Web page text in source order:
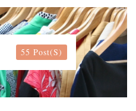
55 Post(s)